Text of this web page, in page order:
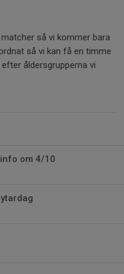
så vi kommer bara
så vi kan få en timme
åldersgrupperna vi
om 4/10